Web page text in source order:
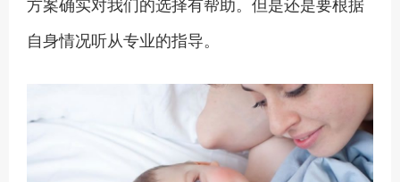
自身情况听从专业的指导。